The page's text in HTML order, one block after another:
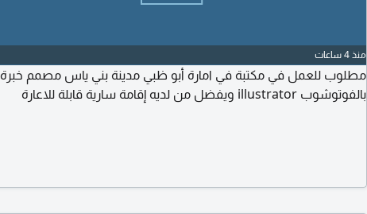
منذ 4 ساعات
مطلوب للعمل في مكتبة في امارة أبو ظبي مدينة بني ياس مصمم خبرة
بالفوتوشوب illustrator ويفضل من لديه إقامة سارية قابلة للاعارة